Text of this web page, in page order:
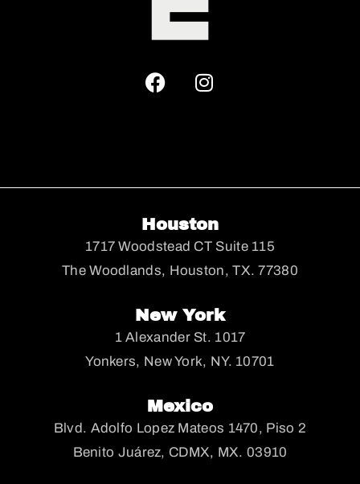
Houston
1717 Woodstead CT Suite 115
The Woodlands, Houston, TX. 77380
New York
1 Alexander St. 1017
Yonkers, New York, NY. 10701
Mexico
Blvd. Adolfo Lopez Mateos 1470, Piso 2
Benito Juárez, CDMX, MX. 03910